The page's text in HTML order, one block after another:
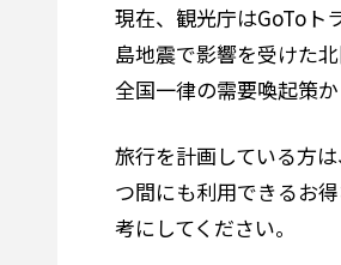
現在、観光庁はGoToト
島地震で影響を受けた
全国一律の需要喚起策
旅行を計画している方は
つ間にも利用できるお
考にしてください。